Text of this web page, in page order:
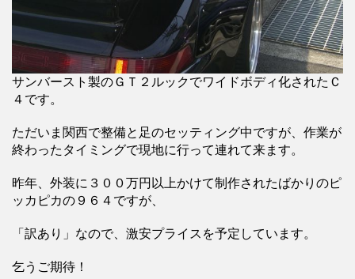
サンバースト製のＧＴ２ルックでワイドボディ化されたＣ
４です。
ただいま関西で整備と足のセッティング中ですが、作業が
終わったタイミングで現地に行って連れて来ます。
昨年、外装に３００万円以上かけて制作されたばかりのピ
ッカピカの９６４ですが、
「訳あり」なので、激安プライスを予定しています。
乞うご期待！